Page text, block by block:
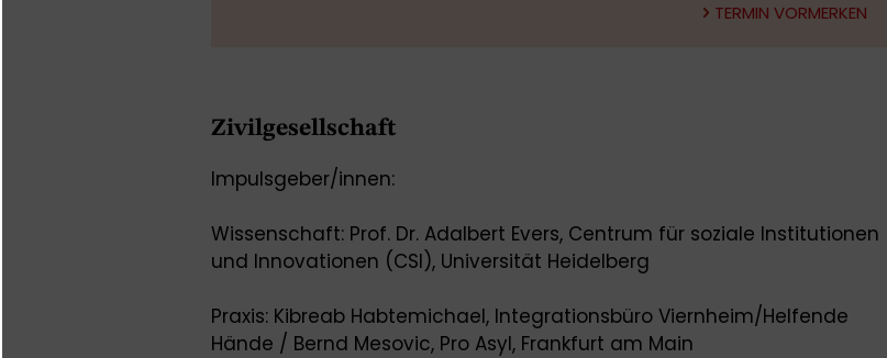
TERMIN VORMERKEN
Zivilgesellschaft
Impulsgeber/innen:
Wissenschaft: Prof. Dr. Adalbert Evers, Centrum für soziale Institutionen
und Innovationen (CSI), Universität Heidelberg
Praxis: Kibreab Habtemichael, Integrationsbüro Viernheim/Helfende
Hände / Bernd Mesovic, Pro Asyl, Frankfurt am Main